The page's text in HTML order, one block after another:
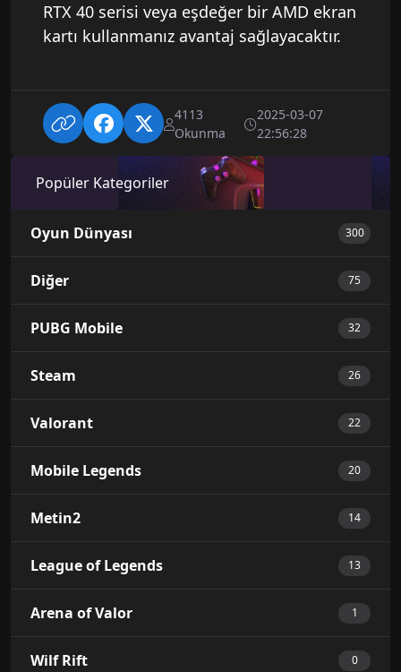
RTX 40 serisi veya eşdeğer bir AMD ekran
kartı kullanmanız avantaj sağlayacaktır.
4113
Okunma
2025-03-07
22:56:28
Popüler Kategoriler
Oyun Dünyası 300
Diğer 75
PUBG Mobile 32
Steam 26
Valorant 22
Mobile Legends 20
Metin2 14
League of Legends 13
Arena of Valor 1
Wilf Rift 0